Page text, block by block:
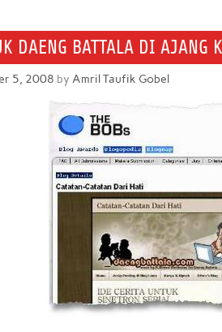
DAENG BATTALA DI AJANG
5, 2008 byAmril Taufik Gobel